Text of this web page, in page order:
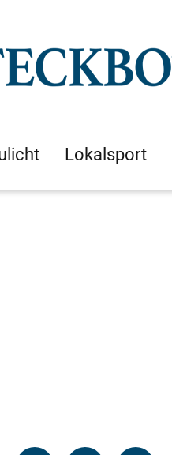
Lokalsport